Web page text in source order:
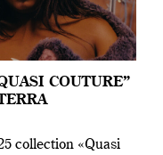
COUTURE”
collection «Quasi